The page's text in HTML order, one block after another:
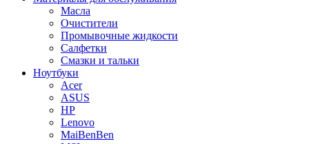
Масла
Очистители
Промывочные жидкости
Салфетки
Смазки и тальки
Ноутбуки
Acer
ASUS
HP
Lenovo
MaiBenBen